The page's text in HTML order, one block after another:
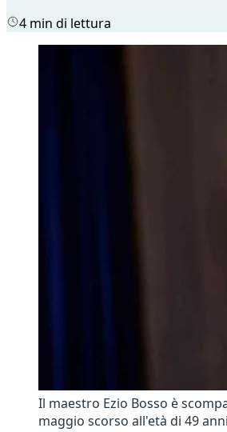
4 min di lettura
Il maestro Ezio Bosso è
maggio scorso all'età di 49 anni